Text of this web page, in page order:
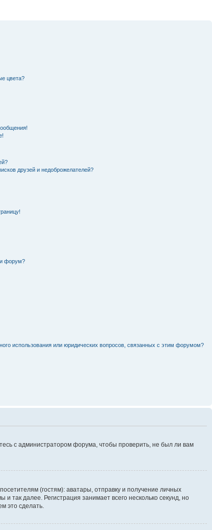
цвета?
друзей и недоброжелателей?
форум?
использования или юридических вопросов, связанных с этим форумом?
с администратором форума, чтобы проверить, не был ли вам
(гостям): аватары, отправку и получение личных
так далее. Регистрация занимает всего несколько секунд, но
это сделать.